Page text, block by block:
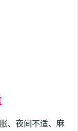
、夜间不适、麻